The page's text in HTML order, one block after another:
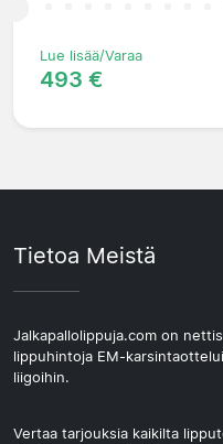
Lue lisää/Varaa
493 €
Tietoa Meistä
Jalkapallolippuja.com on
lippuhintoja EM-
liigoihin.
Vertaa tarjouksia kaikilta